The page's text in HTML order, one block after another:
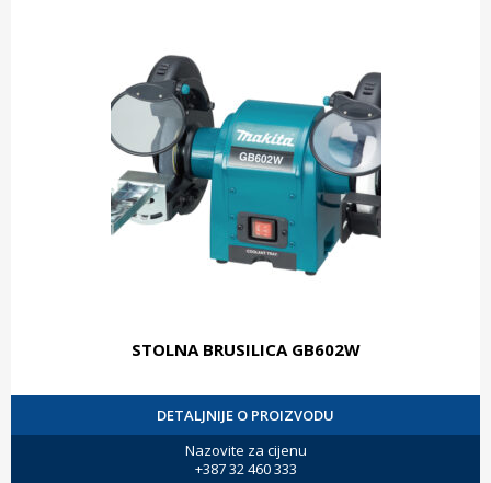
STOLNA BRUSILICA GB602W
DETALJNIJE O PROIZVODU
Nazovite za cijenu
+387 32 460 333